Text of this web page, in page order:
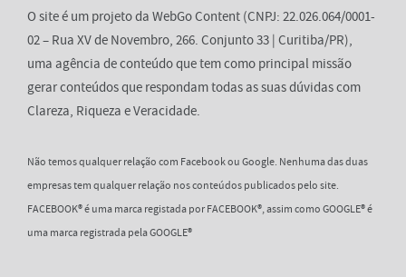
O site é um projeto da WebGo Content (CNPJ: 22.026.064/0001-
02 – Rua XV de Novembro, 266. Conjunto 33 | Curitiba/PR),
uma agência de conteúdo que tem como principal missão
gerar conteúdos que respondam todas as suas dúvidas com
Clareza, Riqueza e Veracidade.
Não temos qualquer relação com Facebook ou Google. Nenhuma das duas
empresas tem qualquer relação nos conteúdos publicados pelo site.
FACEBOOK® é uma marca registada por FACEBOOK®, assim como GOOGLE® é
uma marca registrada pela GOOGLE®